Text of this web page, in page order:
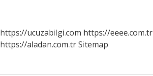
https://ucuzabilgi.com https://eeee.com.tr
https://aladan.com.trSitemap